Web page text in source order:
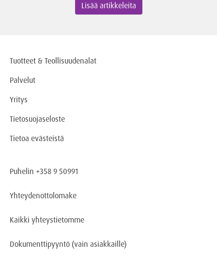
Lisää artikkeleita
Tuotteet & Teollisuudenalat
Palvelut
Yritys
Tietosuojaseloste
Tietoa evästeistä
Puhelin +358 9 50991
Yhteydenottolomake
Kaikki yhteystietomme
Dokumenttipyyntö (vain asiakkaille)